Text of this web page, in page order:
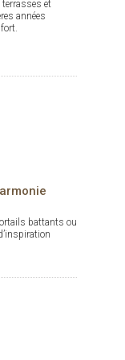
terrasses et
années
battants ou